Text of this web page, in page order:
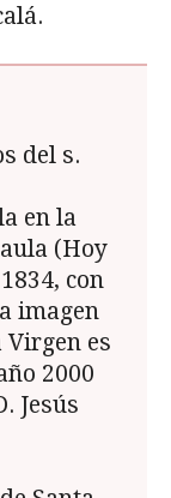
del s.
en la
(Hoy
con
imagen
es
2000
Jesús